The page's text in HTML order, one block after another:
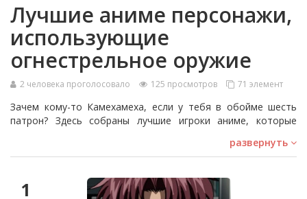
Лучшие аниме персонажи,
использующие
огнестрельное оружие
2 человека проголосовало 125 просмотров 71 элемент
Зачем кому-то Камехамеха, если у тебя в обойме шесть
патрон? Здесь собраны лучшие игроки аниме, которые
фанатов аниме, как и вы. Не важно, используют ли они
пистолет, снайперскую винтовку или что-то другое — если
персонаж использует огнестрельное оружие в качестве
основного оружия, он имеет все шансы оказаться в этом
развернуть
1